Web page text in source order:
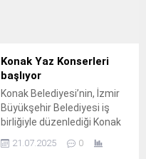
Konak Yaz Konserleri
başlıyor
Konak Belediyesi’nin, İzmir
Büyükşehir Belediyesi iş
birliğiyle düzenlediği Konak
coşkusu, müzikle buluşuyor.
21.07.2025 0